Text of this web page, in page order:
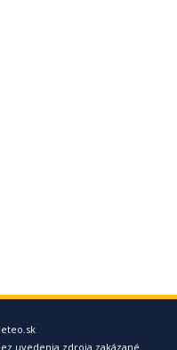
uvedenia zdroja zakázané.